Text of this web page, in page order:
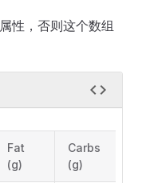
属性，否则这个数组
Fat
(g)
Carbs
(g)